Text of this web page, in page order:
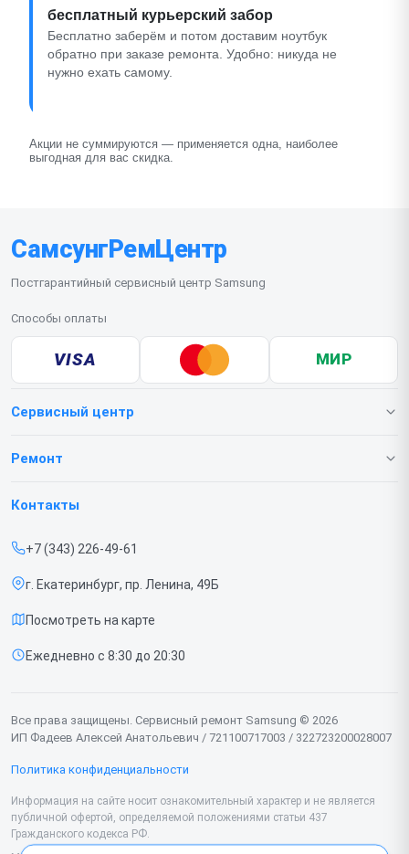
бесплатный курьерский забор
Бесплатно заберём и потом доставим ноутбук
обратно при заказе ремонта. Удобно: никуда не
нужно ехать самому.
Акции не суммируются — применяется одна, наиболее
выгодная для вас скидка.
СамсунгРемЦентр
Постгарантийный сервисный центр Samsung
Способы оплаты
VISA МИР
Сервисный центр
О нашем сервисе
Срочный ремонт
Доставка и способы оплаты
Диагностика
Контакты
Ремонт
Телефонов
Принтеров
Кондиционеров
Контакты
+7 (343) 226-49-61
г. Екатеринбург, пр. Ленина, 49Б
Посмотреть на карте
Ежедневно с 8:30 до 20:30
Все права защищены. Сервисный ремонт Samsung © 2026
ИП Фадеев Алексей Анатольевич / 721100717003 / 322723200028007
Политика конфиденциальности
Информация на сайте носит ознакомительный характер и не является
публичной офертой, определяемой положениями статьи 437
Гражданского кодекса РФ.